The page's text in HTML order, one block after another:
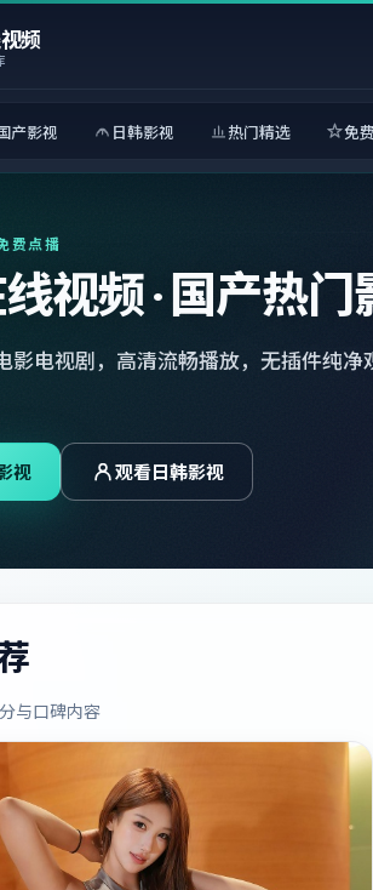
频
产影视 日韩影视 热门精选 免
费点播
视频 · 国产热门
影电视剧，高清流畅播放，无插件纯净
视 观看日韩影视
与口碑内容